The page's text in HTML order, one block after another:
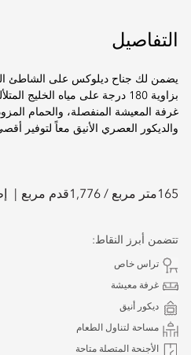
التفاصيل
يضمن لك جناح ديلوكس على الشاطئ
بزاوية 180 درجة على مياه
غرفة المعيشة المنفصلة، والحمام
والديكور العصري الأنيق معاً لتوفير
165متر مربع / 1,776قدم مربع
تتضمن أبرز النقاط:
تراس خاص
غرفة معيشة
ديكور أنيق
مساحة لتناول الطعام
الأجنحة المتصلة متاحة